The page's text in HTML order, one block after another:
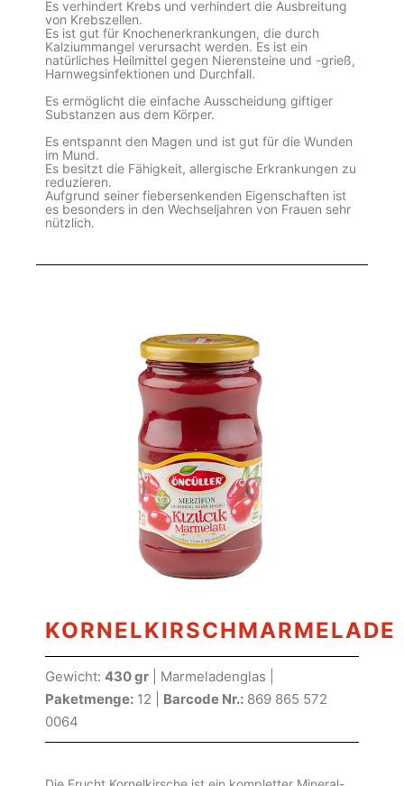
Es verhindert Krebs und verhindert die Ausbreitung
von Krebszellen.
Es ist gut für Knochenerkrankungen, die durch
Kalziummangel verursacht werden. Es ist ein
natürliches Heilmittel gegen Nierensteine und -grieß,
Harnwegsinfektionen und Durchfall.
Es ermöglicht die einfache Ausscheidung giftiger
Substanzen aus dem Körper.
Es entspannt den Magen und ist gut für die Wunden
im Mund.
Es besitzt die Fähigkeit, allergische Erkrankungen zu
reduzieren.
Aufgrund seiner fiebersenkenden Eigenschaften ist
es besonders in den Wechseljahren von Frauen sehr
nützlich.
KORNELKIRSCHMARMELADE
Gewicht: 430 gr | Marmeladenglas |
Paketmenge: 12 | Barcode Nr.: 869 865 572
0064